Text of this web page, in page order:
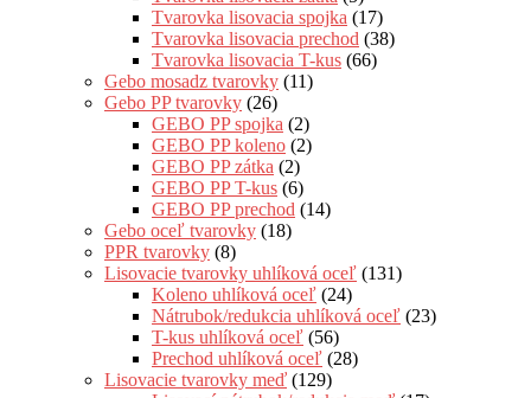
Tvarovka lisovacia spojka (17)
Tvarovka lisovacia prechod (38)
Tvarovka lisovacia T-kus (66)
Gebo mosadz tvarovky (11)
Gebo PP tvarovky (26)
GEBO PP spojka (2)
GEBO PP koleno (2)
GEBO PP zátka (2)
GEBO PP T-kus (6)
GEBO PP prechod (14)
Gebo oceľ tvarovky (18)
PPR tvarovky (8)
Lisovacie tvarovky uhlíková oceľ (131)
Koleno uhlíková oceľ (24)
Nátrubok/redukcia uhlíková oceľ (23)
T-kus uhlíková oceľ (56)
Prechod uhlíková oceľ (28)
Lisovacie tvarovky meď (129)